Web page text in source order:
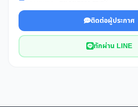
ติดต่อผู้ประกาศ
ทักผ่าน LINE